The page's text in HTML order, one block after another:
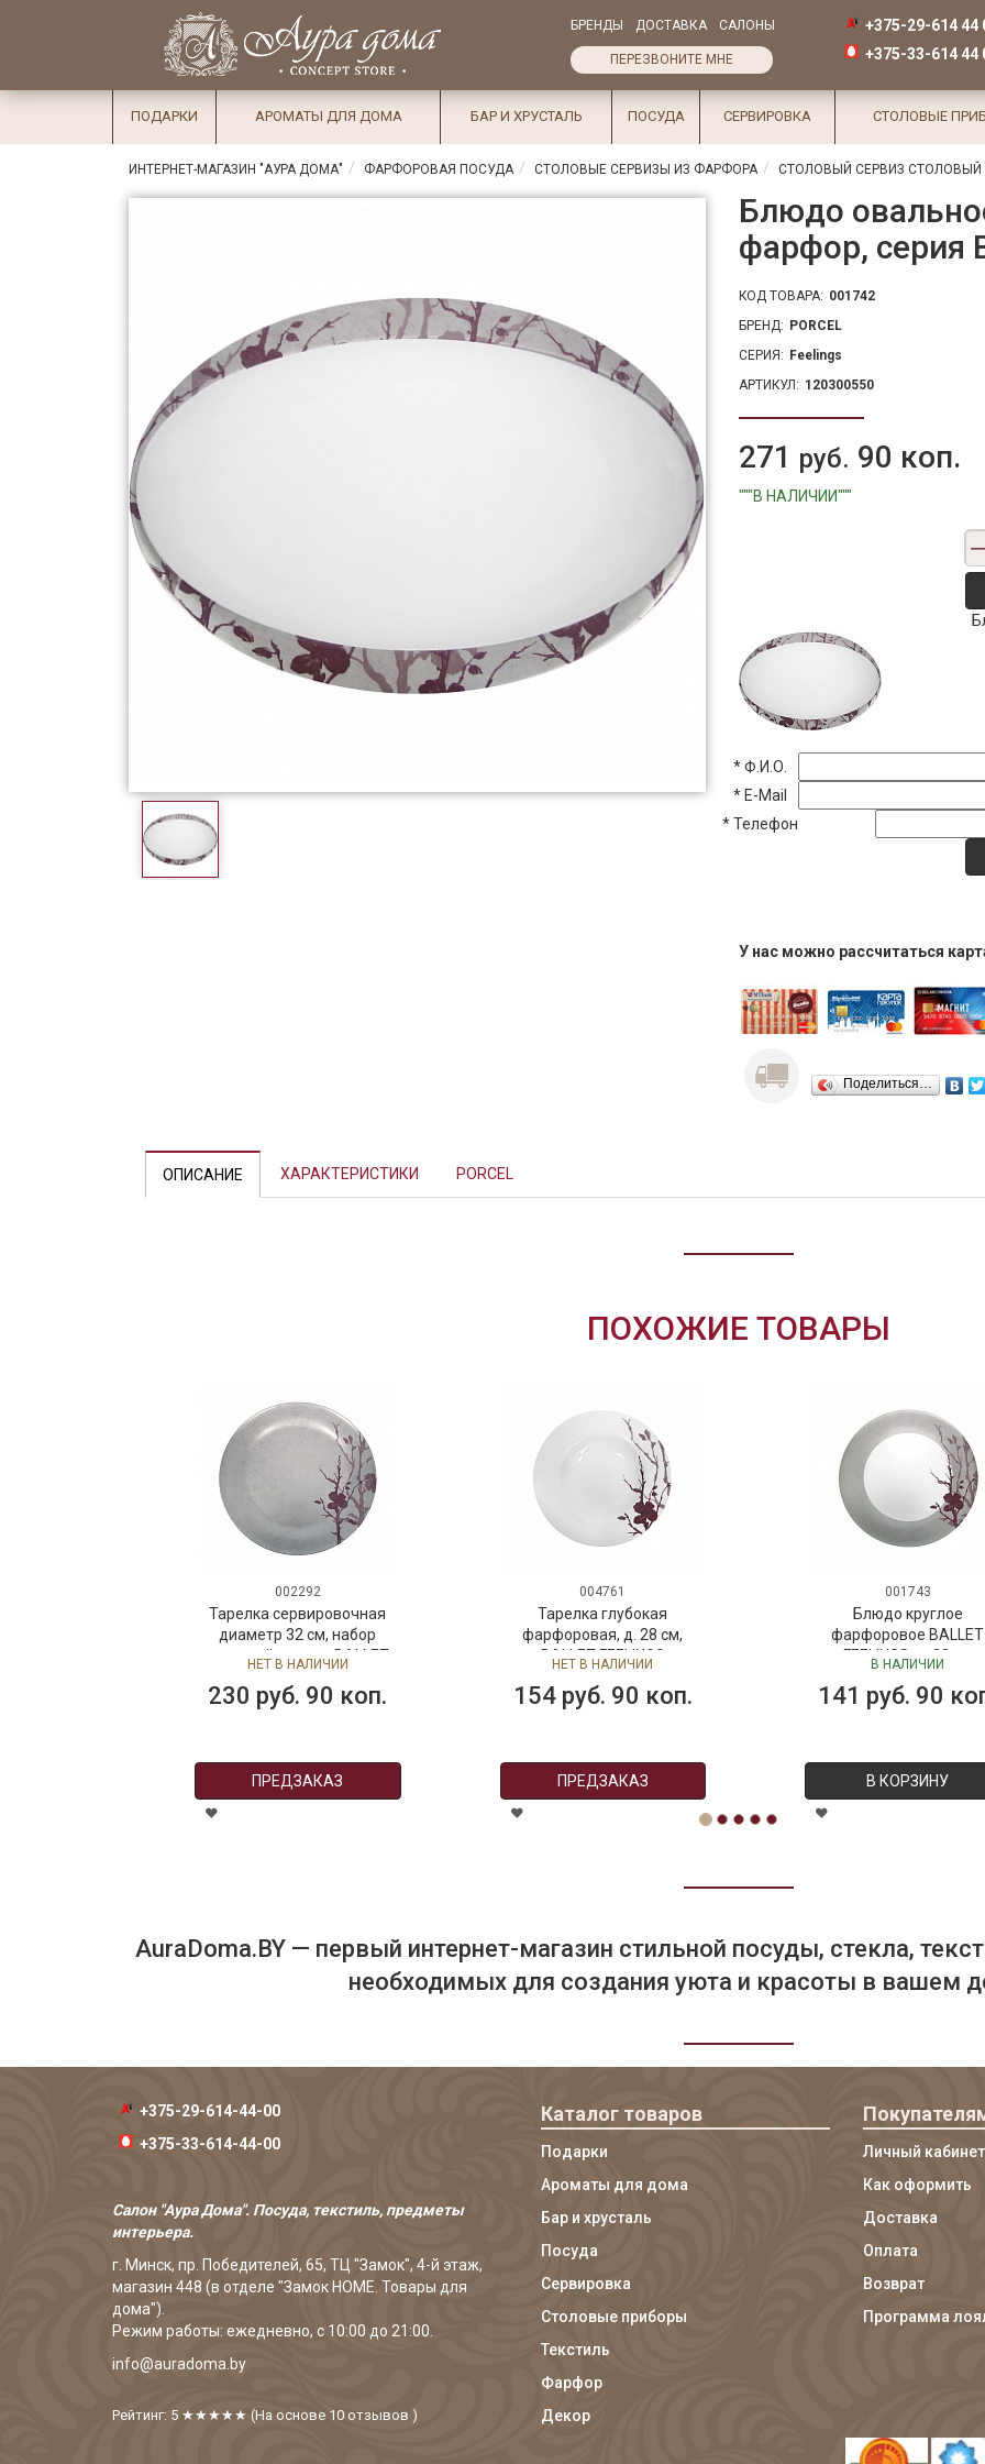
Избранное
×
СалоныДоставка
Оплата
Подарки
Ароматы
для дома
Текстиль
БРЕНДЫ ДОСТАВКА САЛОНЫ
ПЕРЕЗВОНИТЕ МНЕ
+375-29-614 44
+375-33-614 44
ПОДАРКИ АРОМАТЫ ДЛЯ ДОМА БАР И ХРУСТАЛЬ ПОСУДА СЕРВИРОВКА СТОЛОВЫЕ
ИНТЕРНЕТ-МАГАЗИН "АУРА ДОМА" ФАРФОРОВАЯ ПОСУДА СТОЛОВЫЕ СЕРВИЗЫ ИЗ ФАРФОРА СТОЛОВЫЙ СЕРВИЗ СТОЛОВЫЙ
Блюдо
фарфор, серия
КОД ТОВАРА: 001742
БРЕНД: PORCEL
СЕРИЯ: Feelings
АРТИКУЛ: 120300550
271 руб. 90 коп.
"""В НАЛИЧИИ"""
*Ф.И.О.
* E-Mail
*Телефон
У нас можно рассчитаться
Поделиться…
ОПИСАНИЕ ХАРАКТЕРИСТИКИ PORCEL
ПОХОЖИЕ ТОВАРЫ
002292
Тарелка сервировочная
диаметр 32 см, набор
столовой посуды BALLET
НЕТ В НАЛИЧИИ
230 руб. 90 коп.
ПРЕДЗАКАЗ
004761
Тарелка глубокая
фарфоровая, д. 28 см,
BALLET FEELINGS
НЕТ В НАЛИЧИИ
154 руб. 90 коп.
ПРЕДЗАКАЗ
001743
Блюдо круглое
фарфоровое BALLET
FEELINGS, д. 28 см
В НАЛИЧИИ
141 руб. 90 коп.
В КОРЗИНУ
AuraDoma.BY — первый интернет-магазин стильной посуды, стекла,
необходимых для создания уюта и красоты в вашем
+375-29-614-44-00
+375-33-614-44-00
Салон "Аура Дома". Посуда, текстиль, предметы
интерьера.
г. Минск, пр. Победителей, 65, ТЦ "Замок", 4-й этаж,
магазин 448 (в отделе "Замок HOME. Товары для
дома").
Режим работы: ежедневно, с 10:00 до 21:00.
info@auradoma.by
Рейтинг: 5 ★★★★★ (На основе 10 отзывов )
Каталог товаров
Подарки
Ароматы для дома
Бар и хрусталь
Посуда
Сервировка
Столовые приборы
Текстиль
Фарфор
Декор
Личный кабинет
Как оформить
Доставка
Оплата
Возврат
Программа